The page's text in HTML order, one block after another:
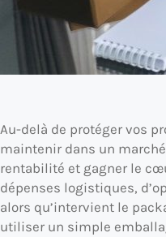
Au-delà de protéger vos
maintenir dans un
rentabilité et gagner le
dépenses logistiques,
alors qu’intervient le
utiliser un simple